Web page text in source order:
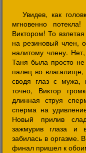
Увидев, как
мгновенно
Виктором! То
на резиновый член,
налитому члену.
Таня была просто
палец во
сводя глаз с мужа,
точно, Виктор
длинная струя
сперма на
Новый прилив
зажмурив глаза и
забилась в оргазме.
финал пришел к